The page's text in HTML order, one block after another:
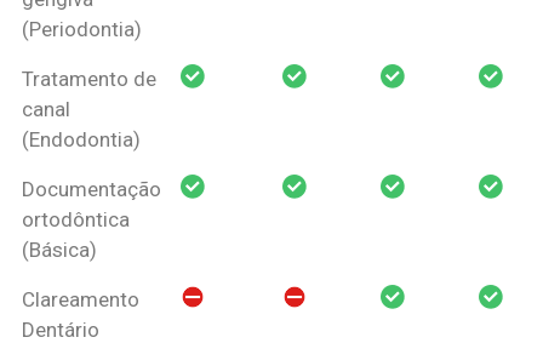
(Periodontia)
Tratamento de
canal
(Endodontia)
Documentação
ortodôntica
(Básica)
Clareamento
Dentário